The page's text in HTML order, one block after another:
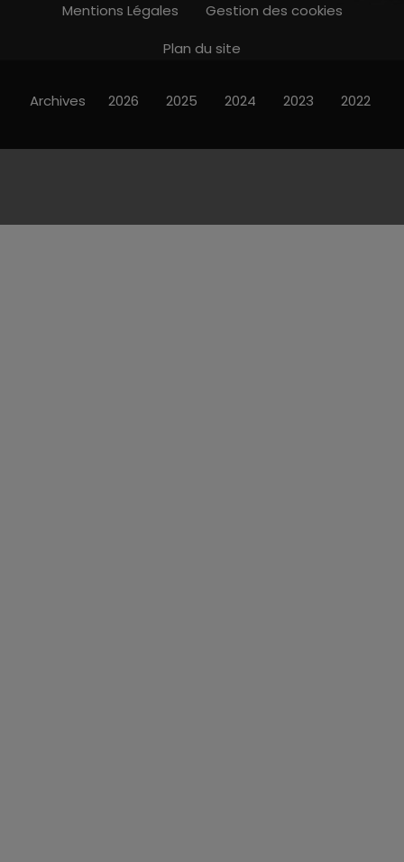
Mentions Légales
Gestion des cookies
Plan du site
Archives 2026 2025 2024 2023 2022